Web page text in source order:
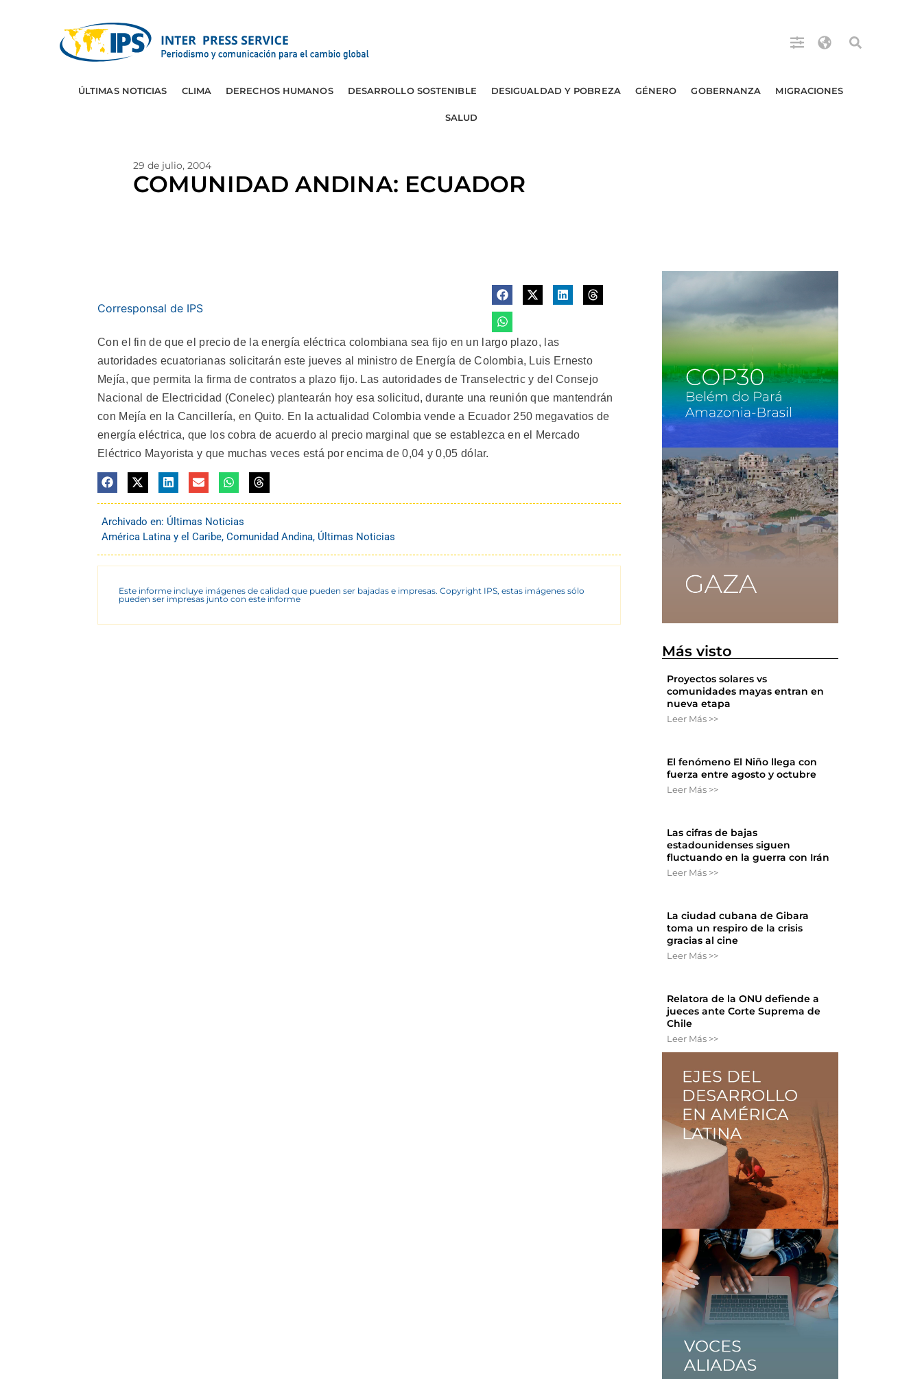
ÚLTIMAS NOTICIAS CLIMA DERECHOS HUMANOS DESARROLLO SOSTENIBLE DESIGUALDAD Y POBREZA GÉNERO GOBERNANZA MIGRACIONES
SALUD
29 de julio, 2004
COMUNIDAD ANDINA: ECUADOR
Corresponsal de IPS
Con el fin de que el precio de la energía eléctrica colombiana sea fijo en un largo plazo, las
autoridades ecuatorianas solicitarán este jueves al ministro de Energía de Colombia, Luis Ernesto
Mejía, que permita la firma de contratos a plazo fijo. Las autoridades de Transelectric y del Consejo
Nacional de Electricidad (Conelec) plantearán hoy esa solicitud, durante una reunión que mantendrán
con Mejía en la Cancillería, en Quito. En la actualidad Colombia vende a Ecuador 250 megavatios de
energía eléctrica, que los cobra de acuerdo al precio marginal que se establezca en el Mercado
Eléctrico Mayorista y que muchas veces está por encima de 0,04 y 0,05 dólar.
Archivado en: Últimas Noticias
América Latina y el Caribe, Comunidad Andina, Últimas Noticias
Este informe incluye imágenes de calidad que pueden ser bajadas e impresas. Copyright IPS, estas imágenes sólo
pueden ser impresas junto con este informe
Más visto
Proyectos solares vs
comunidades mayas entran en
nueva etapa
Leer Más >>
El fenómeno El Niño llega con
fuerza entre agosto y octubre
Leer Más >>
Las cifras de bajas
estadounidenses siguen
fluctuando en la guerra con Irán
Leer Más >>
La ciudad cubana de Gibara
toma un respiro de la crisis
gracias al cine
Leer Más >>
Relatora de la ONU defiende a
jueces ante Corte Suprema de
Chile
Leer Más >>